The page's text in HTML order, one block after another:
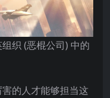
织 (恶棍公司) 中的
的人才能够担当这